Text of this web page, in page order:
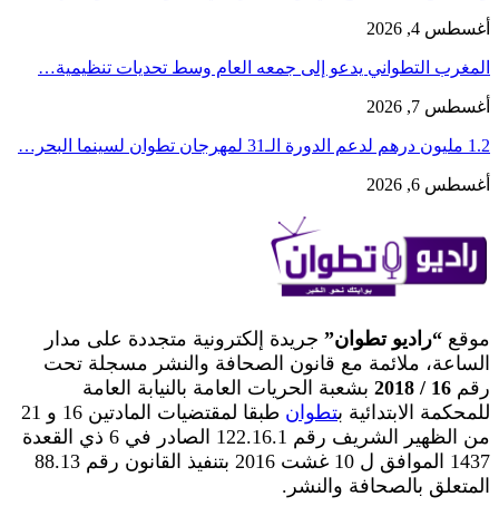
أغسطس 4, 2026
المغرب التطواني يدعو إلى جمعه العام وسط تحديات تنظيمية…
أغسطس 7, 2026
1.2 مليون درهم لدعم الدورة الـ31 لمهرجان تطوان لسينما البحر…
أغسطس 6, 2026
موقع “راديو تطوان” جريدة إلكترونية متجددة على مدار
الساعة، ملائمة مع قانون الصحافة والنشر مسجلة تحت
رقم 16 / 2018
بشعبة الحريات العامة بالنيابة العامة
للمحكمة الابتدائية بتطوان
طبقا لمقتضيات المادتين 16 و 21
من الظهير الشريف رقم 122.16.1 الصادر في 6 ذي القعدة
1437 الموافق ل 10 غشت 2016 بتنفيذ القانون رقم 88.13
المتعلق بالصحافة والنشر.